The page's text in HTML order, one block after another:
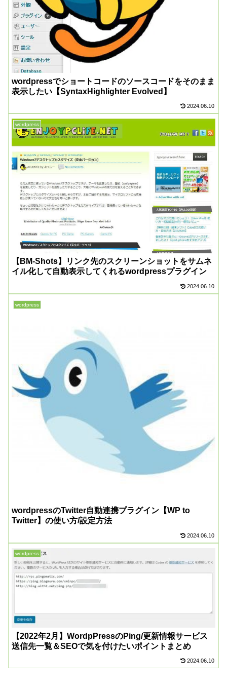
wordpressでショートコードのソースコードをそのまま
表示したい【SyntaxHighlighter Evolved】
2024.06.10
wordpress
【BM-Shots】リンク先のスクリーンショットをサムネ
イル化して自動表示してくれるwordpressプラグイン
2024.06.10
wordpress
wordpressのTwitter自動連携プラグイン【WP to
Twitter】の使い方/設定方法
2024.06.10
wordpress
【2022年2月】WordpPressのPing/更新情報サービス
送信先一覧＆SEOで気を付けたいポイントまとめ
2024.06.10